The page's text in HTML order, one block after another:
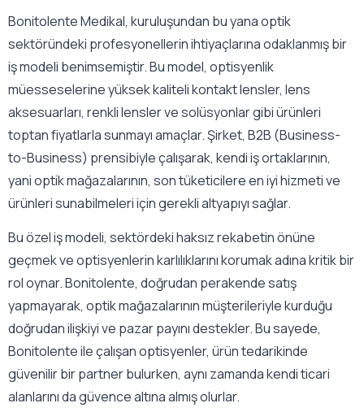
Bonitolente Medikal, kuruluşundan bu yana optik
sektöründeki profesyonellerin ihtiyaçlarına odaklanmış bir
iş modeli benimsemiştir. Bu model, optisyenlik
müesseselerine yüksek kaliteli kontakt lensler, lens
aksesuarları, renkli lensler ve solüsyonlar gibi ürünleri
toptan fiyatlarla sunmayı amaçlar. Şirket, B2B (Business-
to-Business) prensibiyle çalışarak, kendi iş ortaklarının,
yani optik mağazalarının, son tüketicilere en iyi hizmeti ve
ürünleri sunabilmeleri için gerekli altyapıyı sağlar.
Bu özel iş modeli, sektördeki haksız rekabetin önüne
geçmek ve optisyenlerin karlılıklarını korumak adına kritik bir
rol oynar. Bonitolente, doğrudan perakende satış
yapmayarak, optik mağazalarının müşterileriyle kurduğu
doğrudan ilişkiyi ve pazar payını destekler. Bu sayede,
Bonitolente ile çalışan optisyenler, ürün tedarikinde
güvenilir bir partner bulurken, aynı zamanda kendi ticari
alanlarını da güvence altına almış olurlar.